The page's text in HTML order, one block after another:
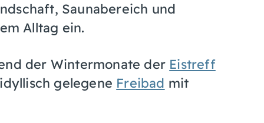
Saunabereich und
Alltag ein.
der Wintermonate der Eistreff
gelegene Freibad mit